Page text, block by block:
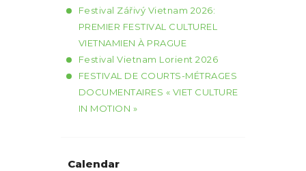
Festival Zářivý Vietnam 2026:
PREMIER FESTIVAL CULTUREL
VIETNAMIEN À PRAGUE
Festival Vietnam Lorient 2026
FESTIVAL DE COURTS-MÉTRAGES
DOCUMENTAIRES « VIET CULTURE
IN MOTION »
Calendar